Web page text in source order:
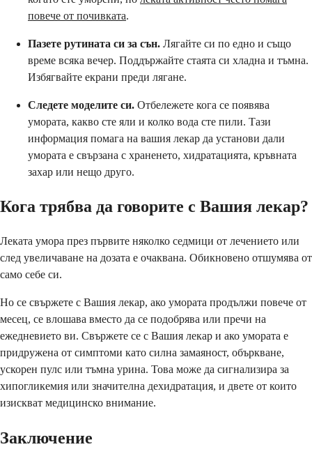
повече от почивката.
Пазете рутината си за сън. Лягайте си по едно и също
време всяка вечер. Поддържайте стаята си хладна и тъмна.
Избягвайте екрани преди лягане.
Следете моделите си. Отбележете кога се появява
умората, какво сте яли и колко вода сте пили. Тази
информация помага на вашия лекар да установи дали
умората е свързана с храненето, хидратацията, кръвната
захар или нещо друго.
Кога трябва да говорите с Вашия лекар?
Леката умора през първите няколко седмици от лечението или
след увеличаване на дозата е очаквана. Обикновено отшумява от
само себе си.
Но се свържете с Вашия лекар, ако умората продължи повече от
месец, се влошава вместо да се подобрява или пречи на
ежедневието ви. Свържете се с Вашия лекар и ако умората е
придружена от симптоми като силна замаяност, объркване,
ускорен пулс или тъмна урина. Това може да сигнализира за
хипогликемия или значителна дехидратация, и двете от които
изискват медицинско внимание.
Заключение